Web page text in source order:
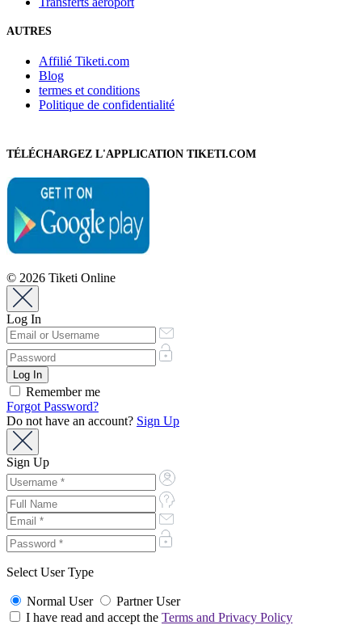
AUTRES
Affilié Tiketi.com
Blog
termes et conditions
Politique de confidentialité
TÉLÉCHARGEZ L'APPLICATION TIKETI.COM
© 2026 Tiketi Online
Log In
Remember me
Forgot Password?
Do not have an account? Sign Up
Sign Up
Select User Type
Normal User
Partner User
I have read and accept the Terms and Privacy Policy